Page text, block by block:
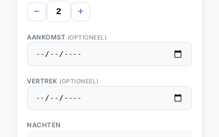
− +
AANKOMST (OPTIONEEL)
VERTREK (OPTIONEEL)
NACHTEN